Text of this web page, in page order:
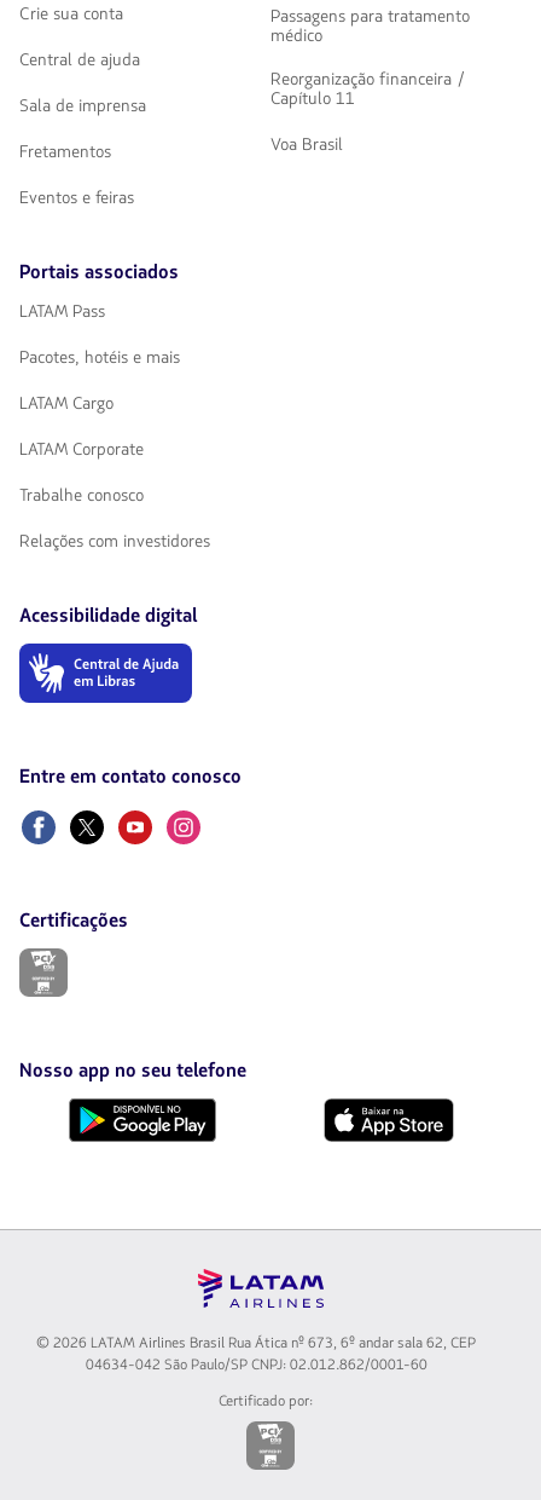
Crie sua conta
Central de ajuda
Sala de imprensa
Fretamentos
Eventos e feiras
Passagens para tratamento
médico
Reorganização financeira /
Capítulo 11
Voa Brasil
Portais associados
LATAM Pass
Pacotes, hotéis e mais
LATAM Cargo
LATAM Corporate
Trabalhe conosco
Relações com investidores
Acessibilidade digital
O
será
nova
aba.
Entre em contato conosco
FacebookTwitterYoutubeInstagram
Certificações
O
uma
nova
aba.
Nosso app no seu telefone
© 2026 LATAM Airlines Brasil Rua Ática nº 673, 6º andar sala 62, CEP
04634-042 São Paulo/SP CNPJ: 02.012.862/0001-60
Certificado por:
O